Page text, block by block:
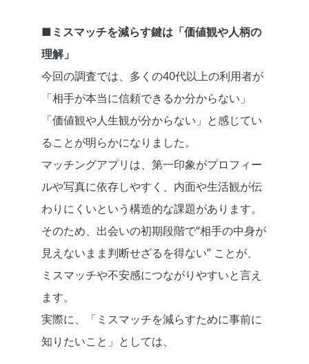
■ミスマッチを減らす鍵は「価値観や人柄の
理解」
今回の調査では、多くの40代以上の利用者が
「相手が本当に信頼できるか分からない」
「価値観や人生観が分からない」と感じてい
ることが明らかになりました。
マッチングアプリは、第一印象がプロフィー
ルや写真に依存しやすく、内面や生活観が伝
わりにくいという構造的な課題があります。
そのため、出会いの初期段階で“相手の中身が
見えないまま判断せざるを得ない” ことが、
ミスマッチや不安感につながりやすいと言え
ます。
実際に、「ミスマッチを減らすために事前に
知りたいこと」としては、